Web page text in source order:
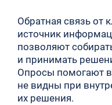
Обратная связь от
источник
позволяют
и принимать
Опросы помогают
не видны при
их решения.